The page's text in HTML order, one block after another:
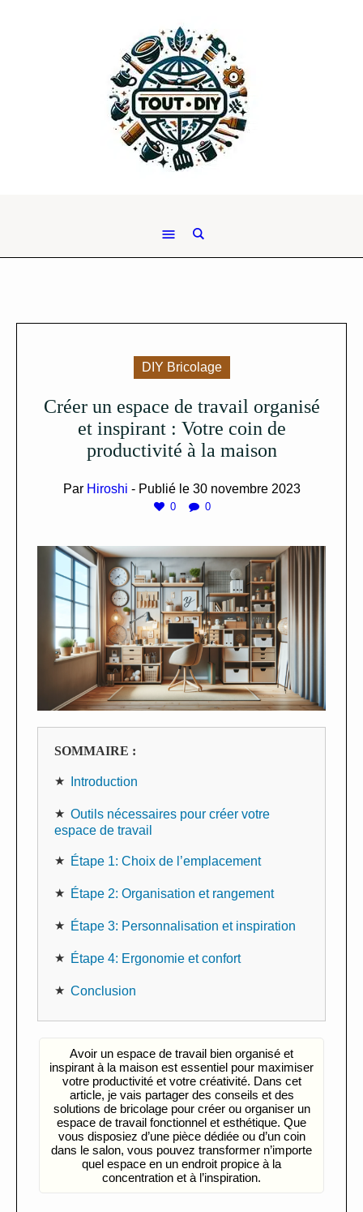
DIY Bricolage
Créer un espace de travail organisé
et inspirant : Votre coin de
productivité à la maison
Par Hiroshi - Publié le 30 novembre 2023
0 0
SOMMAIRE :
Introduction
Outils nécessaires pour créer votre
espace de travail
Étape 1: Choix de l’emplacement
Étape 2: Organisation et rangement
Étape 3: Personnalisation et inspiration
Étape 4: Ergonomie et confort
Conclusion
Avoir un espace de travail bien organisé et
inspirant à la maison est essentiel pour maximiser
votre productivité et votre créativité. Dans cet
article, je vais partager des conseils et des
solutions de bricolage pour créer ou organiser un
espace de travail fonctionnel et esthétique. Que
vous disposiez d’une pièce dédiée ou d’un coin
dans le salon, vous pouvez transformer n’importe
quel espace en un endroit propice à la
concentration et à l’inspiration.